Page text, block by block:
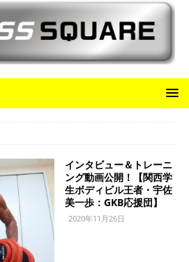
インタビュー＆トレーニ
ング動画公開！【関西学
生ボディビル王者・宇佐
美一歩：GKB応援団】
2020年11月26日